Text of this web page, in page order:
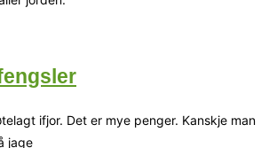
ifjor. Det er mye penger. Kanskje man
jage